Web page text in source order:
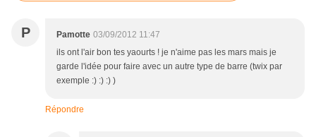
P Pamotte 03/09/2012 11:47
ils ont l'air bon tes yaourts ! je n'aime pas les mars mais je
garde l'idée pour faire avec un autre type de barre (twix par
exemple :) :) :) )
Répondre